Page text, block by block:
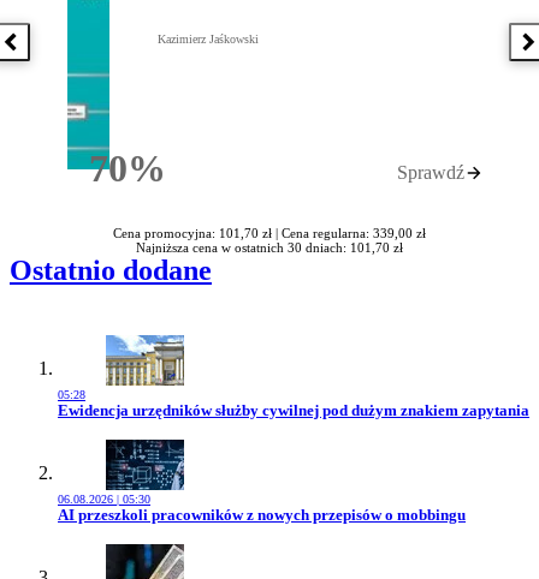
Poprzednia książka
70%Rabatu
Kazimierz Jaśkowski
Sprawdź
Cena promocyjna: 101,70 zł | Cena regularna: 339,00 zł
Najniższa cena w ostatnich 30 dniach: 101,70 zł
Ostatnio dodane
05:28
Przejdź do artykułu:
Ewidencja urzędników służby cywilnej pod dużym znakiem zapytania
06.08.2026 | 05:30
Przejdź do artykułu:
AI przeszkoli pracowników z nowych przepisów o mobbingu